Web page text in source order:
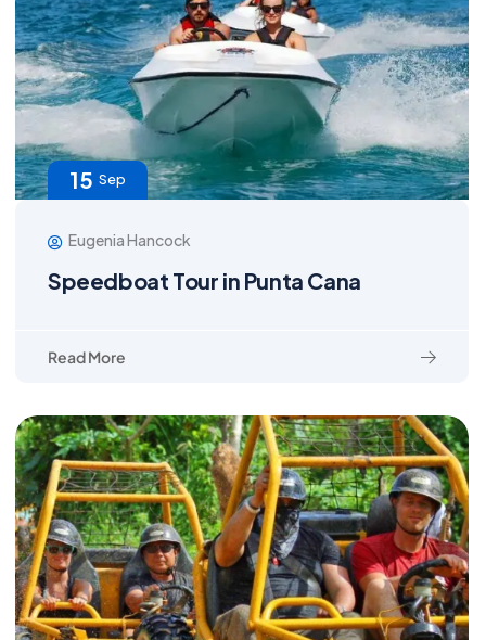
15 Sep
Eugenia Hancock
Speedboat Tour in Punta Cana
Read More